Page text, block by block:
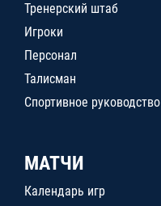
Тренерский штаб
Игроки
Персонал
Талисман
Спортивное руководство
МАТЧИ
Календарь игр